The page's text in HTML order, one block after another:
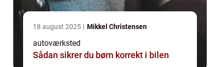
18 august 2025 Mikkel Christensen
autoværksted
Sådan sikrer du børn korrekt i bilen